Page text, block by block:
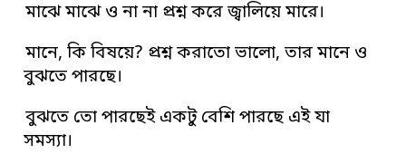
মাঝে মাঝে ও না না প্রশ্ন করে জ্বালিয়ে মারে।
মানে, কি বিষয়ে? প্রশ্ন করাতো ভালো, তার মানে ও
বুঝতে পারছে।
বুঝতে তো পারছেই একটু বেশি পারছে এই যা
সমস্যা।